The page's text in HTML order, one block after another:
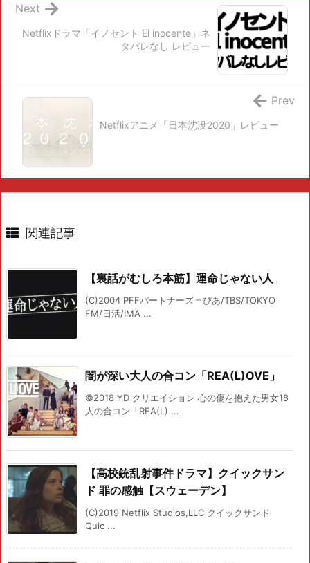
Netflixドラマ「イノセント El inocente」ネ
タバレなし レビュー
Next
Netflixアニメ「日本沈没2020」レビュー
Prev
関連記事
【裏話がむしろ本筋】運命じゃない人
(C)2004 PFFパートナーズ＝ぴあ/TBS/TOKYO
FM/日活/IMA ...
闇が深い大人の合コン「REA(L)OVE」
©2018 YD クリエイション 心の傷を抱えた男女18
人の合コン「REA(L) ...
【高校銃乱射事件ドラマ】クイックサン
ド 罪の感触【スウェーデン】
(C)2019 Netflix Studios,LLC クイックサンド
Quic ...